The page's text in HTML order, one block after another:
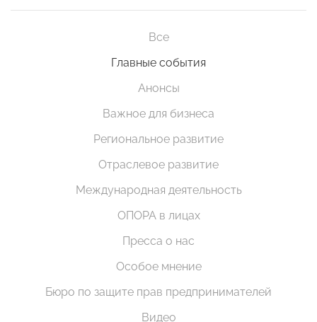
Все
Главные события
Анонсы
Важное для бизнеса
Региональное развитие
Отраслевое развитие
Международная деятельность
ОПОРА в лицах
Пресса о нас
Особое мнение
Бюро по защите прав предпринимателей
Видео